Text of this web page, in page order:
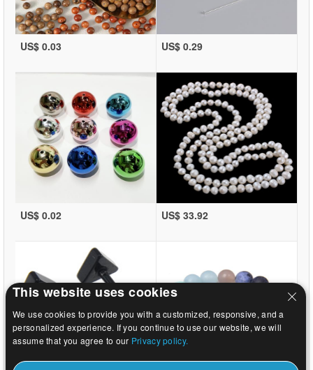
US$ 0.03 US$ 0.29
US$ 0.02 US$ 33.92
This website uses cookies
We use cookies to provide you with a customized, responsive, and a
personalized experience. If you continue to use our website, we will
assume that you agree to our Privacy policy.